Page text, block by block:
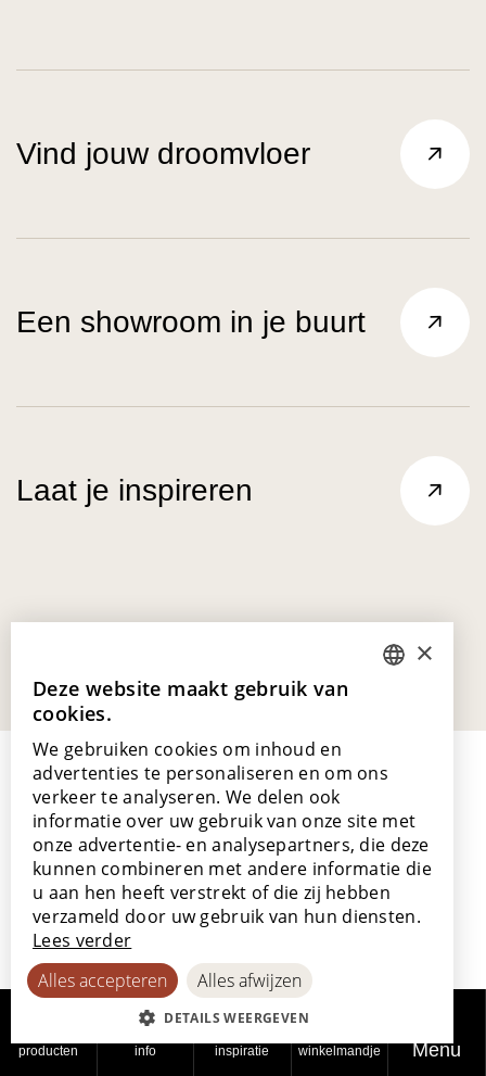
producten info inspiratie winkelmandje Menu
Vind jouw droomvloer
Een showroom in je buurt
Laat je inspireren
Lamett Europe NV
Ter Donkt 2
8540 Deerlijk
België
_lamett
Werken bij Lamett
GERMAN
SPANISH
×
Deze website maakt gebruik van
cookies.
We gebruiken cookies om inhoud en
advertenties te personaliseren en om ons
verkeer te analyseren. We delen ook
informatie over uw gebruik van onze site met
onze advertentie- en analysepartners, die deze
kunnen combineren met andere informatie die
u aan hen heeft verstrekt of die zij hebben
verzameld door uw gebruik van hun diensten.
Lees verder
Alles accepteren
Alles afwijzen
DETAILS WEERGEVEN